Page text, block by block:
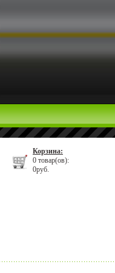
Корзина:
0 товар(ов):
0руб.